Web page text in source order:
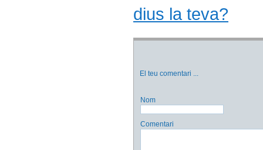
dius la teva?
El teu comentari ...
Nom
Comentari